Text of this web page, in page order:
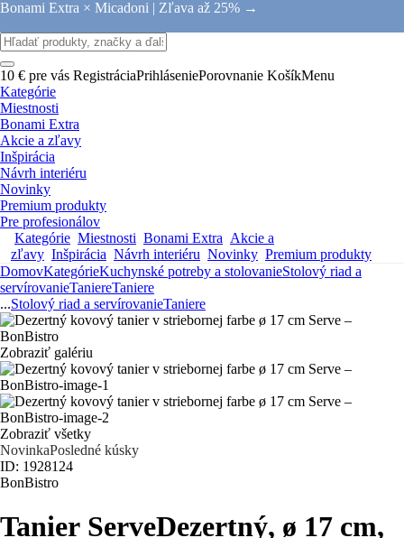
Bonami Extra × Micadoni | Zľava až 25% →
10 € pre vás RegistráciaPrihláseniePorovnanie KošíkMenu
Kategórie
Miestnosti
Bonami Extra
Akcie a zľavy
Inšpirácia
Návrh interiéru
Novinky
Premium produkty
Pre profesionálov
Kategórie Miestnosti Bonami Extra Akcie a
zľavy Inšpirácia Návrh interiéru Novinky Premium produkty
DomovKategórieKuchynské potreby a stolovanieStolový riad a
servírovanieTaniereTaniere
...Stolový riad a servírovanieTaniere
Zobraziť galériu
Zobraziť všetky
NovinkaPosledné kúsky
ID: 1928124
BonBistro
Tanier ServeDezertný, ø 17 cm,